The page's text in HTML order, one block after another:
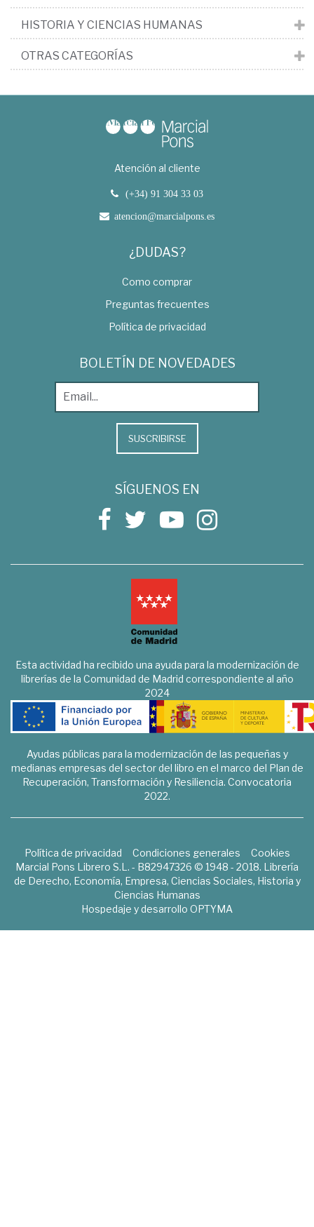
HISTORIA Y CIENCIAS HUMANAS
OTRAS CATEGORÍAS
Atención al cliente
(+34) 91 304 33 03
atencion@marcialpons.es
¿DUDAS?
Como comprar
Preguntas frecuentes
Política de privacidad
BOLETÍN DE NOVEDADES
SUSCRIBIRSE
SÍGUENOS EN
Esta actividad ha recibido una ayuda para la modernización de
librerías de la Comunidad de Madrid correspondiente al año
2024
Ayudas públicas para la modernización de las pequeñas y
medianas empresas del sector del libro en el marco del Plan de
Recuperación, Transformación y Resiliencia. Convocatoria
2022.
Política de privacidad Condiciones generales
Cookies
Marcial Pons Librero S.L. - B82947326 © 1948 - 2018. Librería
de Derecho, Economía, Empresa, Ciencias Sociales, Historia y
Ciencias Humanas
Hospedaje y desarrollo OPTYMA